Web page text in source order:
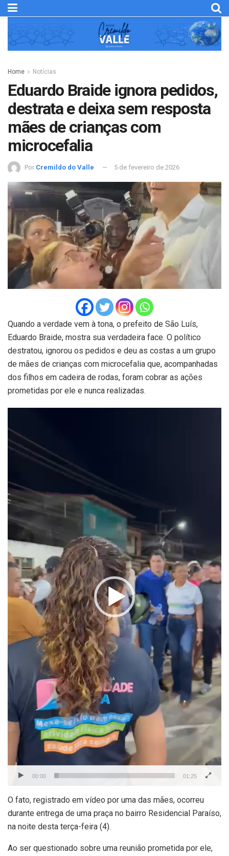
Home Notícias
Eduardo Braide ignora pedidos,
destrata e deixa sem resposta
mães de crianças com
microcefalia
Por Cremildo do Valle 5 de fevereiro de 2026
Quando a verdade vem à tona, o prefeito de São Luís,
Eduardo Braide, mostra sua verdadeira face. O político
destratou, ignorou os pedidos e deu as costas a um grupo
de mães de crianças com microcefalia que, acompanhadas
dos filhos em cadeira de rodas, foram cobrar as ações
prometidas por ele e nunca realizadas.
de
vídeo
00:00 01:25
O fato, registrado em vídeo por uma das mães, ocorreu
durante entrega de uma praça no bairro Residencial Paraíso,
na noite desta terça-feira (4).
Ao ser questionado sobre uma reunião prometida por ele,